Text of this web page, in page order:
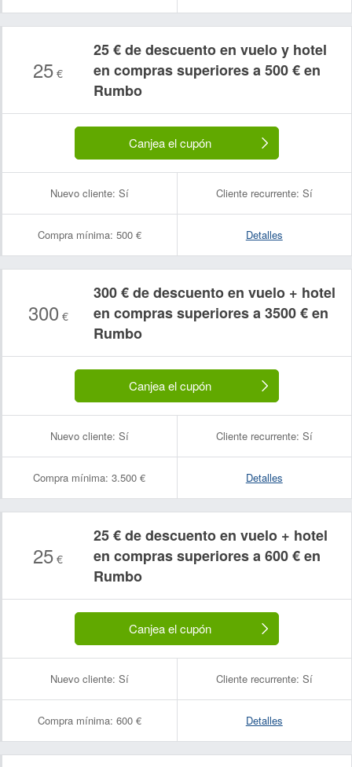
25€
25 € de descuento en vuelo y hotel
en compras superiores a 500 € en
Rumbo
Canjea el cupón
Nuevo cliente: Sí Cliente recurrente: Sí
Compra mínima: 500 € Detalles
300 €
300 € de descuento en vuelo + hotel
en compras superiores a 3500 € en
Rumbo
Canjea el cupón
Nuevo cliente: Sí Cliente recurrente: Sí
Compra mínima: 3.500 € Detalles
25€
25 € de descuento en vuelo + hotel
en compras superiores a 600 € en
Rumbo
Canjea el cupón
Nuevo cliente: Sí Cliente recurrente: Sí
Compra mínima: 600 € Detalles